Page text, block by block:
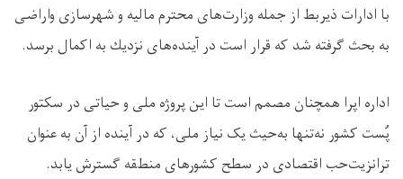
با ادارات ذیربط از جمله وزارتﻫﺎی محترم مالیه و شهرسازی واراضی
به بحث گرفته شد ﻛﻪ ﻗﺮاﺭ اﺳﺖ ﺩﺭ ﺁﻳﻨﺪﻩﻫﺎی ﻧﺰﺩﻳﻚ ﺑﻪ اﻛﻤﺎﻝ ﺑﺮﺳﺪ.
اداره اپرا همچنان مصمم است تا این پروژه ملی و حیاتی در سکتور
پُست کشور ﻧﻪﺗﻨﻬﺎ ﺑﻪﺣﻴﺚ یک نیاز ملی، که در آینده از آن به عنوان
ترانزﻳﺖﺣﺐ اقتصادی در سطح کشورهای ﻣﻨﻂﻘﻪ گسترش ﻳﺎﺑﺪ.